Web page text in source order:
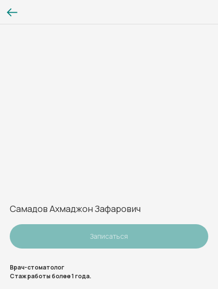
Самадов Ахмаджон Зафарович
Записаться
Врач-стоматолог
Стаж работы более 1 года.